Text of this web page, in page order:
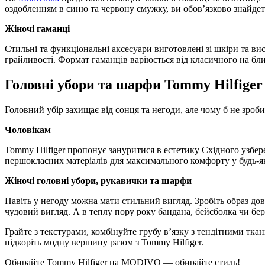
оздобленням в синю та червону смужку, ви обов’язково
Жіночі гаманці
Стильні та функціональні аксесуари виготовлені зі шкіри та
грайливості. Формат гаманців варіюється від класичного на
Головні убори та шарфи Tommy Hilfiger
Головний убір захищає від сонця та негоди, але чому б не
Чоловікам
Tommy Hilfiger пропонує зануритися в естетику Східного
першокласних матеріалів для максимального комфорту у будь-
Жіночі головні убори, рукавички та шарфи
Навіть у негоду можна мати стильний вигляд. Зробіть образ
чудовий вигляд. А в теплу пору року бандана, бейсболка чи
Грайте з текстурами, комбінуйте грубу в’язку з тендітними
підкоріть модну вершину разом з Tommy Hilfiger.
Обирайте Tommy Hilfiger на MODIVO — обирайте стиль!